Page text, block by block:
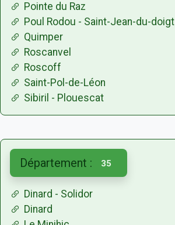
Pointe du Raz
Poul Rodou - Saint-Jean-du-doigt
Quimper
Roscanvel
Roscoff
Saint-Pol-de-Léon
Sibiril - Plouescat
Département : 35
Dinard - Solidor
Dinard